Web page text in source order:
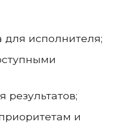
для исполнителя;
результатов;
и